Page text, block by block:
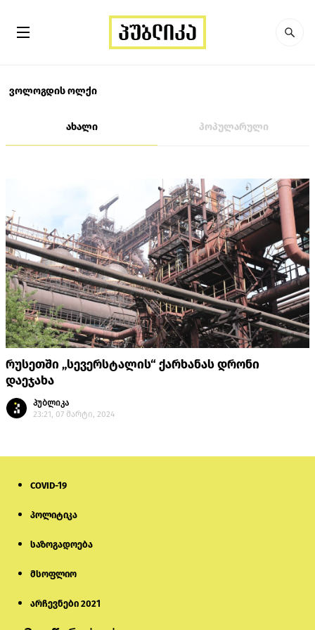
ვოლოგდის ოლქი
ახალი პოპულარული
რუსეთში „სევერსტალის“ ქარხანას დრონი
დაეჯახა
პუბლიკა
23:21, 07 მარტი, 2024
COVID-19
პოლიტიკა
საზოგადოება
მსოფლიო
არჩევნები 2021